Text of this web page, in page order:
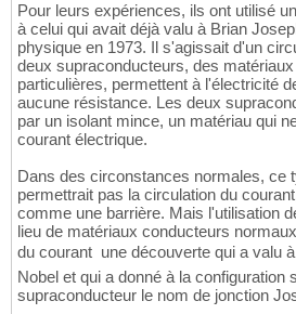
Pour leurs expériences, ils ont utilisé
à celui qui avait déjà valu à Brian
physique en 1973. Il s'agissait d'un
deux supraconducteurs, des
particulières, permettent à l'électricité
aucune résistance. Les deux
par un isolant mince, un matériau qui
courant électrique.
Dans des circonstances normales, ce
permettrait pas la circulation du
comme une barrière. Mais l'utilisation
lieu de matériaux conducteurs
du courant  une découverte qui a valu
Nobel et qui a donné à la configuration
supraconducteur le nom de jonction